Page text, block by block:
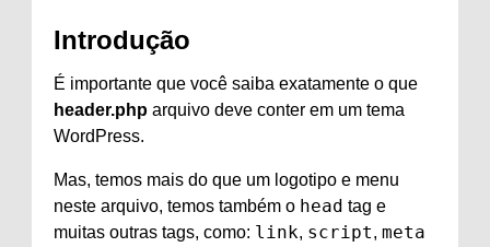
Introdução
É importante que você saiba exatamente o que
header.php arquivo deve conter em um tema
WordPress.
Mas, temos mais do que um logotipo e menu
neste arquivo, temos também o head tag e
muitas outras tags, como: link, script, meta